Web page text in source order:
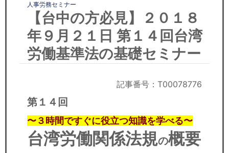
コンサルティング
リサーチ
セミナー
労務顧問
ＩＴ
人事労務セミナー
【台中の方必見】２０１８
年９月２１日 第１４回台湾
労働基準法の基礎セミナー
記事番号：T00078776
第１４回
〜３時間ですぐに役立つ知識を学べる〜
台湾労働関係法規の概要